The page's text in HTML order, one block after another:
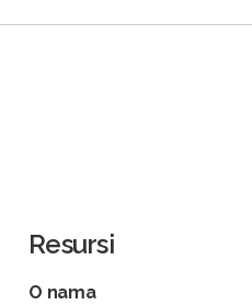
Resursi
O nama